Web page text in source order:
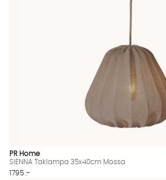
PR Home
SIENNA Taklampa 35x40cm Mossa
1795 :-